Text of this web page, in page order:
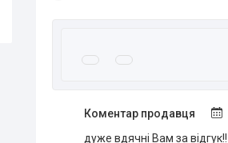
Коментар продавця
дуже вдячні Вам за відгук!!